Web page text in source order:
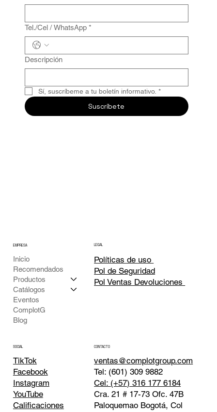
Tel./Cel / WhatsApp *
Descripción
Sí, suscríbeme a tu boletín informativo. *
Suscríbete
EMPRESA
Inicio
Recomendados
Productos
Catálogos
Eventos
ComplotG
Blog
LEGAL
Políticas de uso
Pol de Seguridad
Pol Ventas Devoluciones
SOCIAL
TikTok
Facebook
Instagram
YouTube
Calificaciones
CONTACTO
ventas@complotgroup.com
Tel: (601) 309 9882
Cel: (+57) 316 177 6184
Cra. 21 # 17-73 Ofc. 47B
Paloquemao Bogotá, Col